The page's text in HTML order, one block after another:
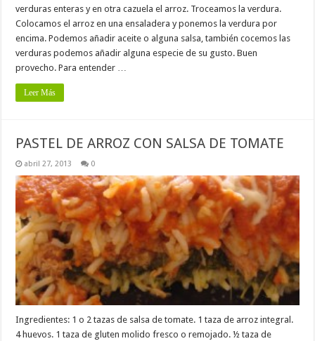
verduras enteras y en otra cazuela el arroz. Troceamos la verdura.
Colocamos el arroz en una ensaladera y ponemos la verdura por
encima. Podemos añadir aceite o alguna salsa, también cocemos las
verduras podemos añadir alguna especie de su gusto. Buen
provecho. Para entender …
Leer Más
PASTEL DE ARROZ CON SALSA DE TOMATE
abril 27, 2013 0
Ingredientes: 1 o 2 tazas de salsa de tomate. 1 taza de arroz integral.
4 huevos. 1 taza de gluten molido fresco o remojado. ½ taza de